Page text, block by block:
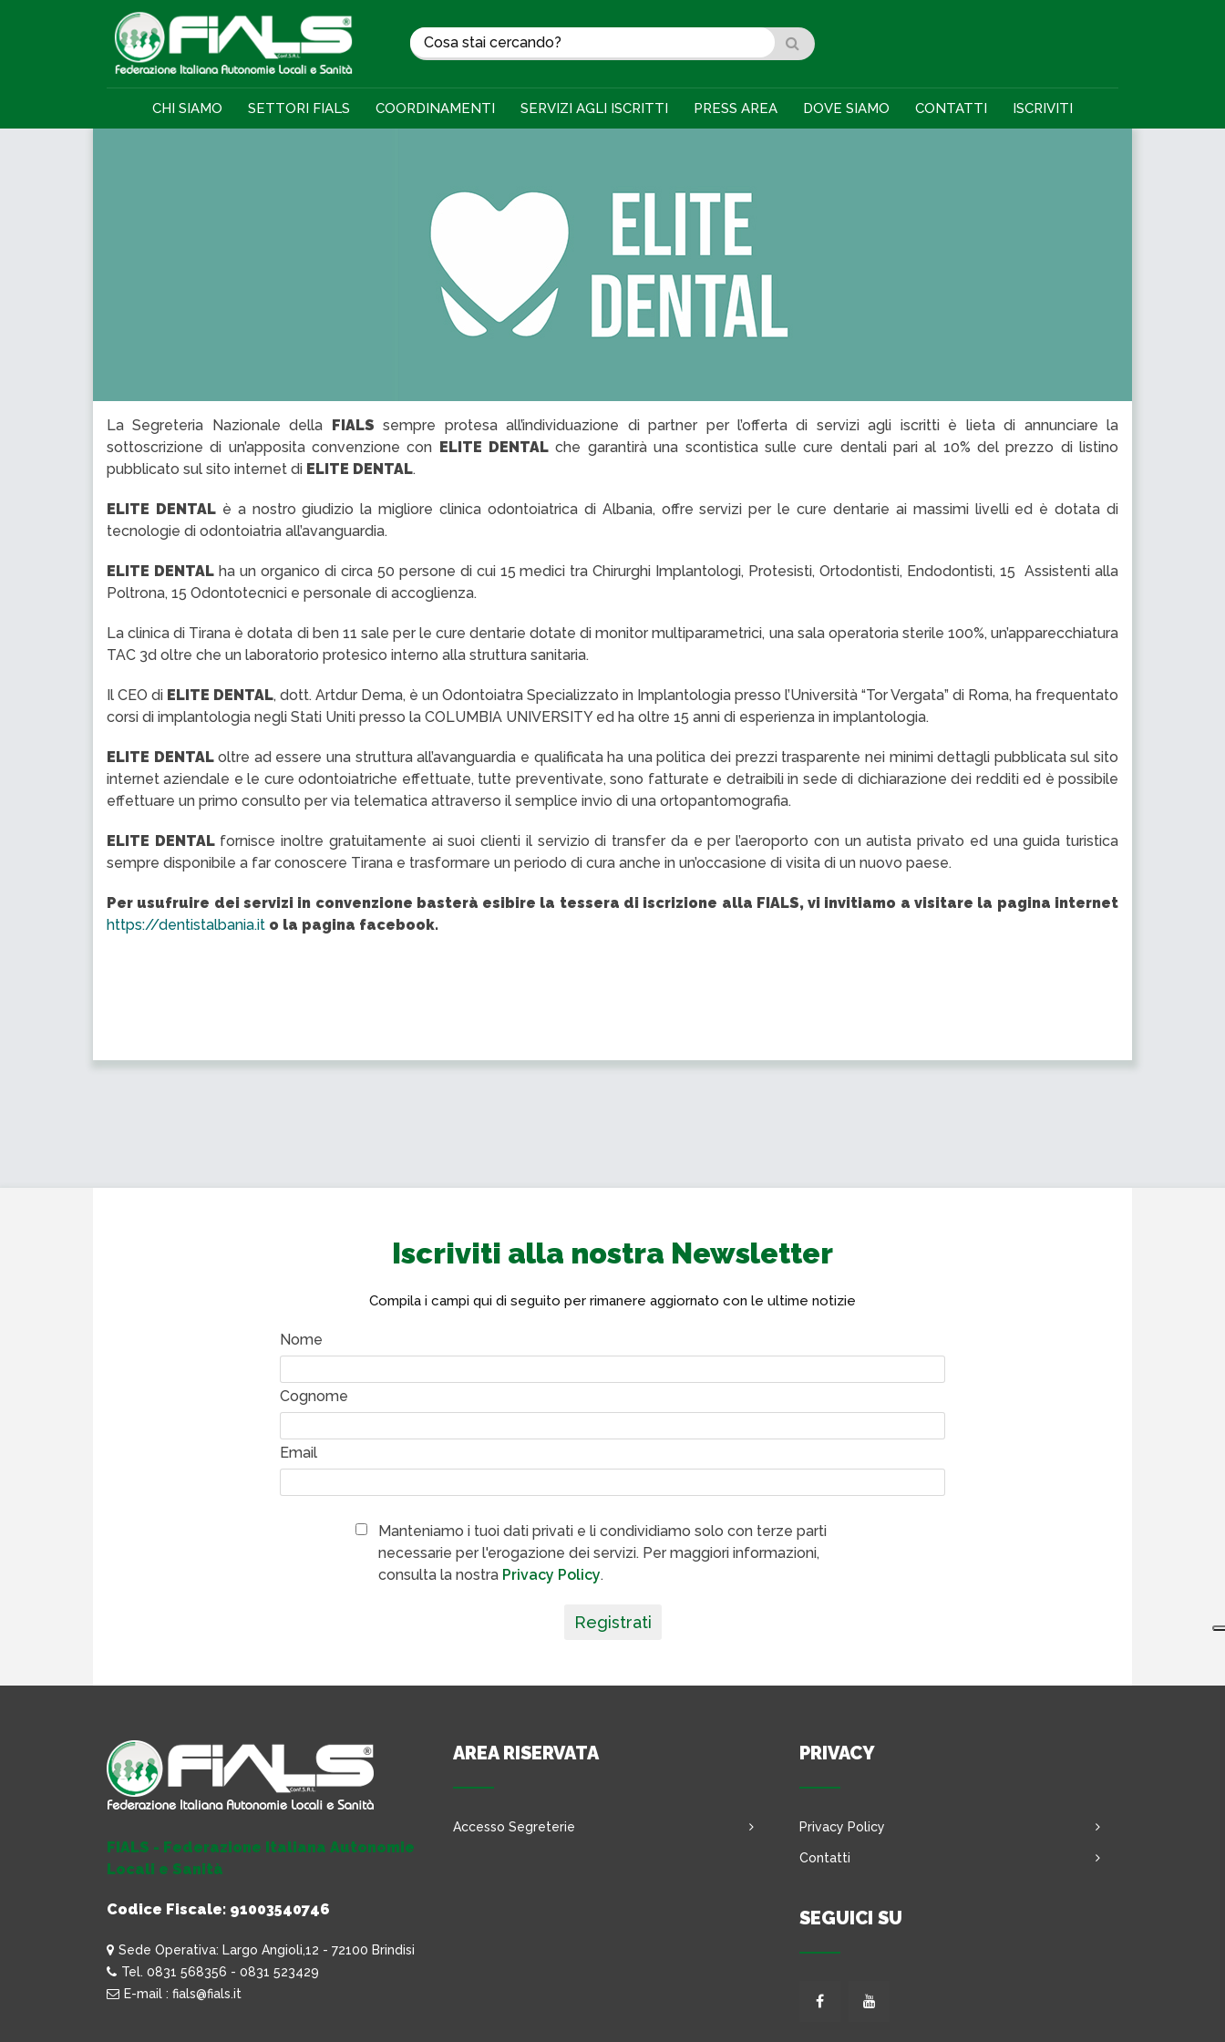
CHI SIAMO SETTORI FIALS COORDINAMENTI SERVIZI AGLI ISCRITTI PRESS AREA DOVE SIAMO CONTATTI ISCRIVITI
La Segreteria Nazionale della FIALS sempre protesa all’individuazione di partner per l’offerta di servizi agli iscritti è lieta di annunciare la
sottoscrizione di un’apposita convenzione con ELITE DENTAL che garantirà una scontistica sulle cure dentali pari al 10% del prezzo di listino
pubblicato sul sito internet di ELITE DENTAL.
ELITE DENTALè a nostro giudizio la migliore clinica odontoiatrica di Albania, offre servizi per le cure dentarie ai massimi livelli ed è dotata di
tecnologie di odontoiatria all’avanguardia.
ELITE DENTALha un organico di circa 50 persone di cui 15 medici tra Chirurghi Implantologi, Protesisti, Ortodontisti, Endodontisti, 15 Assistenti alla
Poltrona, 15 Odontotecnici e personale di accoglienza.
La clinica di Tirana è dotata di ben 11 sale per le cure dentarie dotate di monitor multiparametrici, una sala operatoria sterile 100%, un’apparecchiatura
TAC 3d oltre che un laboratorio protesico interno alla struttura sanitaria.
Il CEO di ELITE DENTAL, dott. Artdur Dema, è un Odontoiatra Specializzato in Implantologia presso l’Università “Tor Vergata” di Roma, ha frequentato
corsi di implantologia negli Stati Uniti presso la COLUMBIA UNIVERSITY ed ha oltre 15 anni di esperienza in implantologia.
ELITE DENTALoltre ad essere una struttura all’avanguardia e qualificata ha una politica dei prezzi trasparente nei minimi dettagli pubblicata sul sito
internet aziendale e le cure odontoiatriche effettuate, tutte preventivate, sono fatturate e detraibili in sede di dichiarazione dei redditi ed è possibile
effettuare un primo consulto per via telematica attraverso il semplice invio di una ortopantomografia.
ELITE DENTALfornisce inoltre gratuitamente ai suoi clienti il servizio di transfer da e per l’aeroporto con un autista privato ed una guida turistica
sempre disponibile a far conoscere Tirana e trasformare un periodo di cura anche in un’occasione di visita di un nuovo paese.
Per usufruire dei servizi in convenzione basterà esibire la tessera di iscrizione alla FIALS, vi invitiamo a visitare la pagina internet
https://dentistalbania.it o la pagina facebook.
Iscriviti alla nostra Newsletter
Compila i campi qui di seguito per rimanere aggiornato con le ultime notizie
Nome
Cognome
Email
Manteniamo i tuoi dati privati e li condividiamo solo con terze parti
necessarie per l'erogazione dei servizi. Per maggiori informazioni,
consulta la nostra Privacy Policy.
Registrati
FIALS - Federazione Italiana Autonomie
Locali e Sanità
Codice Fiscale: 91003540746
Sede Operativa: Largo Angioli,12 - 72100 Brindisi
Tel. 0831 568356 - 0831 523429
E-mail : fials@fials.it
AREA RISERVATA
Accesso Segreterie
PRIVACY
Privacy Policy
Contatti
SEGUICI SU